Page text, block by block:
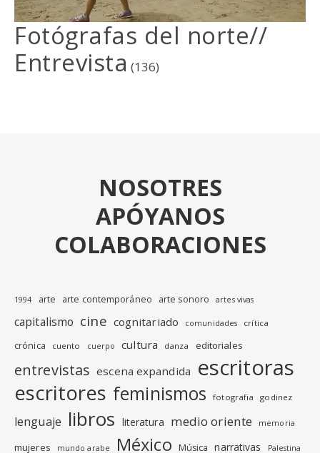
Fotógrafas del norte//
Entrevista (136)
NOSOTRES
APÓYANOS
COLABORACIONES
1994 arte arte contemporáneo arte sonoro artes vivas
capitalismo cine cognitariado comunidades crítica
crónica cuento cuerpo cultura danza editoriales
entrevistas escena expandida escritoras
escritores feminismos fotografia godinez
lenguaje libros literatura medio oriente memoria
mujeres mundo arabe México Música narrativas Palestina